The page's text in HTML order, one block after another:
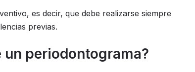
es decir, que debe realizarse siempre
previas.
un periodontograma?